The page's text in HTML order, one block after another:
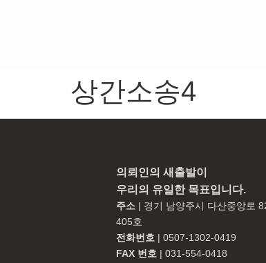
상간소송4
의뢰인의 새출발이
우리의 유일한 목표입니다.
주소 | 경기 남양주시 다산중앙로
405호
전화번호 | 0507-1302-0419
FAX 번호 | 031-554-0418